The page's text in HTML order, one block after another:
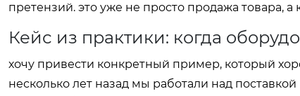
претензий. это уже не просто продажа товара, а
Кейс из практики: когда
хочу привести конкретный пример, который
несколько лет назад мы работали над